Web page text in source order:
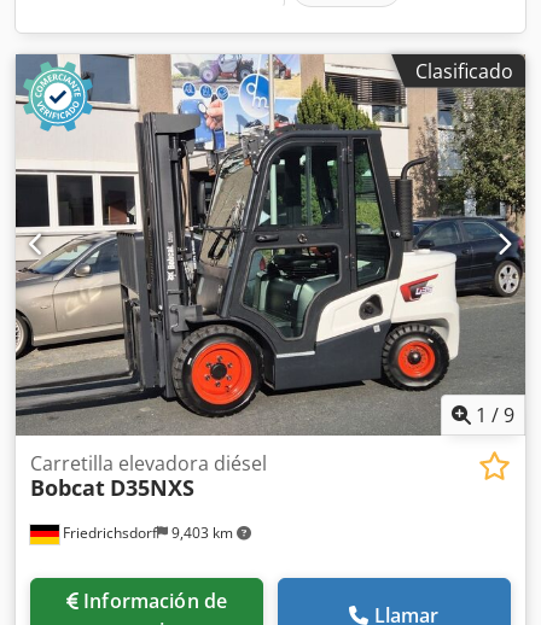
Clasificado
1 /9
Friedrichsdorf 9,403 km
Carretilla elevadora diésel
Bobcat D35NXS
Información de
Llamar